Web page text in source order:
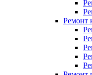
Ремонт